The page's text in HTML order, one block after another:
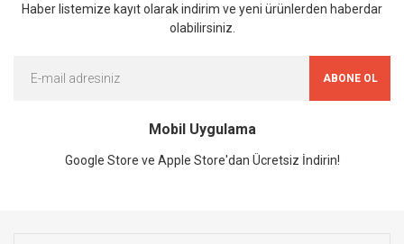
Haber listemize kayıt olarak indirim ve yeni ürünlerden haberdar
olabilirsiniz.
ABONE OL
Mobil Uygulama
Google Store ve Apple Store'dan Ücretsiz İndirin!